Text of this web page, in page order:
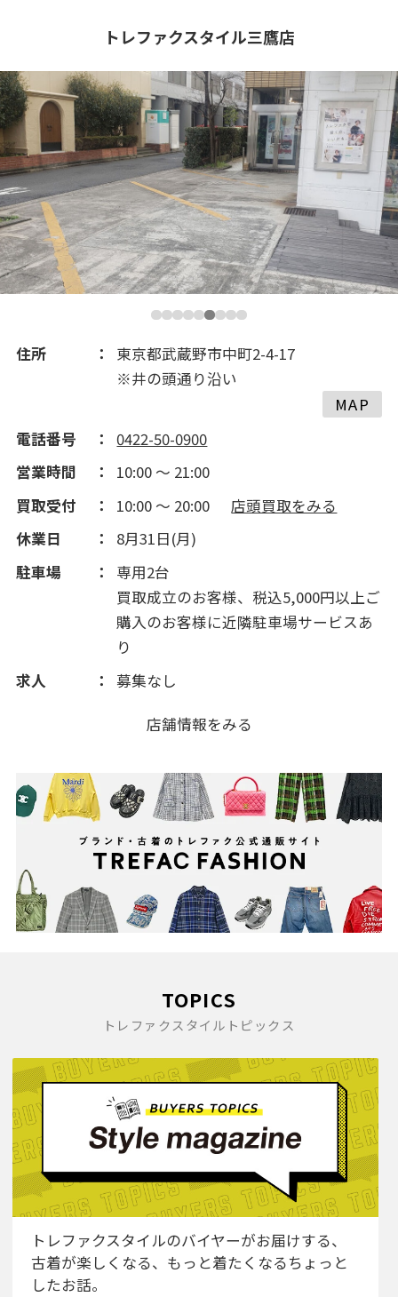
2021(213)
2020(165)
2019(188)
2018(221)
2017(351)
2016(646)
2013(157)
2012(151)
2011(253)
2010(76)
トレファクスタイル三鷹店
住所
東京都武蔵野市中町2-4-17
※井の頭通り沿い
MAP
電話番号
0422-50-0900
営業時間
10:00 ～ 21:00
買取受付
10:00 ～ 20:00
店頭買取をみる
休業日
8月31日(月)
駐車場
専用2台
買取成立のお客様、税込5,000円以上ご
購入のお客様に近隣駐車場サービスあ
り
求人
募集なし
店舗情報をみる
TOPICS
トレファクスタイルトピックス
トレファクスタイルのバイヤーがお届けする、
古着が楽しくなる、もっと着たくなるちょっと
したお話。